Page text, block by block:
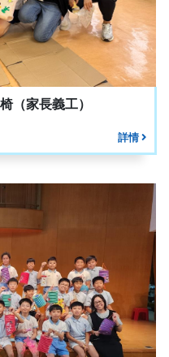
（家長義工）
詳情